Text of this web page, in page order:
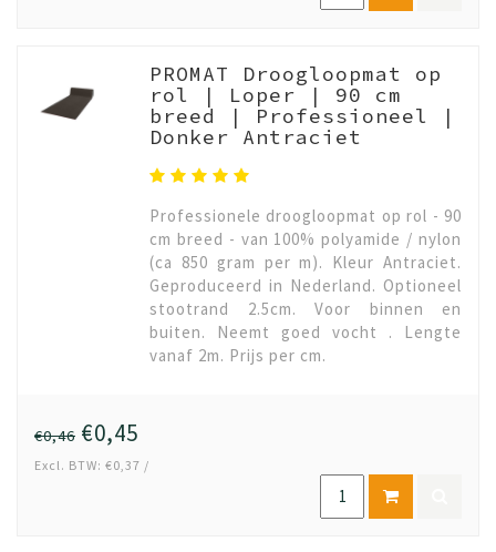
PROMAT Droogloopmat op
rol | Loper | 90 cm
breed | Professioneel |
Donker Antraciet
Professionele droogloopmat op rol - 90
cm breed - van 100% polyamide / nylon
(ca 850 gram per m). Kleur Antraciet.
Geproduceerd in Nederland. Optioneel
stootrand 2.5cm. Voor binnen en
buiten. Neemt goed vocht . Lengte
vanaf 2m. Prijs per cm.
€0,46 €0,45
Excl. BTW: €0,37 /